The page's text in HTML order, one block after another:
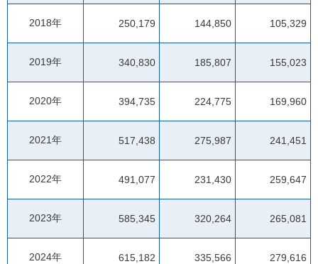
2018年 250,179 144,850 105,329
2019年 340,830 185,807 155,023
2020年 394,735 224,775 169,960
2021年 517,438 275,987 241,451
2022年 491,077 231,430 259,647
2023年 585,345 320,264 265,081
2024年 615,182 335,566 279,616